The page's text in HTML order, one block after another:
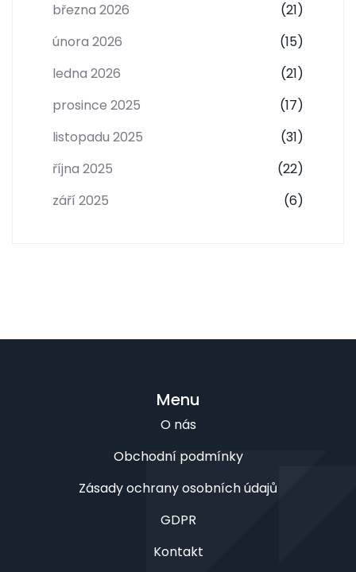
března 2026
(21)
února 2026
(15)
ledna 2026
(21)
prosince 2025
(17)
listopadu 2025
(31)
října 2025
(22)
září 2025
(6)
Menu
O nás
Obchodní podmínky
Zásady ochrany osobních údajů
GDPR
Kontakt